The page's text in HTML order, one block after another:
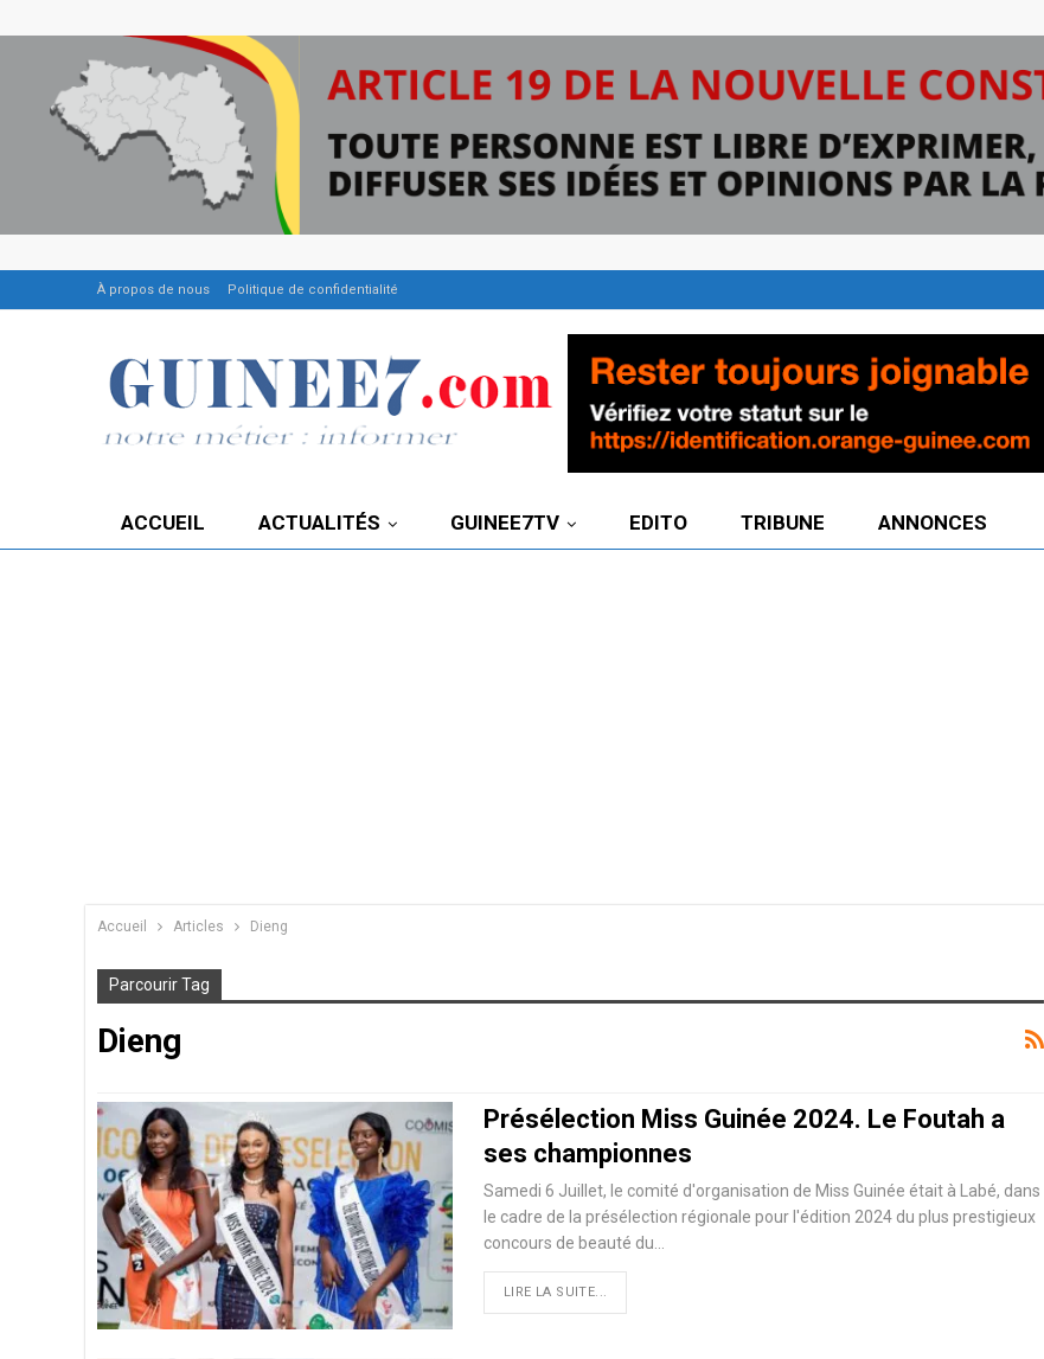
À propos de nous Politique de confidentialité
ACCUEIL ACTUALITÉS GUINEE7TV EDITO TRIBUNE ANNONCES
Accueil Articles Dieng
Parcourir Tag
Dieng
Présélection Miss Guinée 2024. Le Foutah a
ses championnes
Samedi 6 Juillet, le comité d'organisation de Miss Guinée était à Labé, dans
le cadre de la présélection régionale pour l'édition 2024 du plus prestigieux
concours de beauté du…
LIRE LA SUITE...